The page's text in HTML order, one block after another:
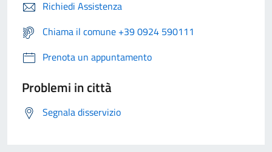
Richiedi Assistenza
Chiama il comune +39 0924 590111
Prenota un appuntamento
Problemi in città
Segnala disservizio